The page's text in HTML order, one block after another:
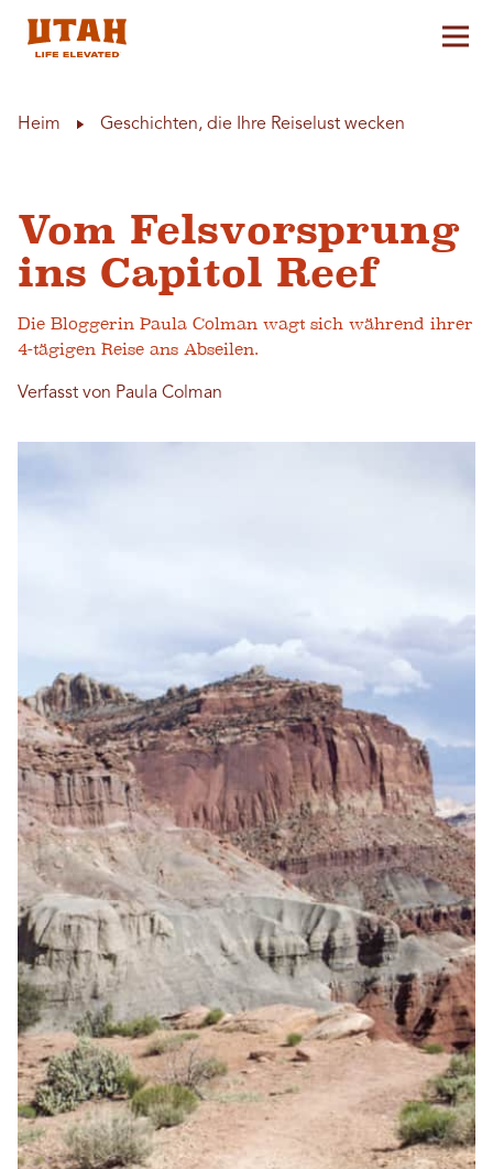
Heim Geschichten, die Ihre Reiselust wecken
Vom Felsvorsprung
ins Capitol Reef
Die Bloggerin Paula Colman wagt sich während ihrer
4-tägigen Reise ans Abseilen.
Verfasst von Paula Colman